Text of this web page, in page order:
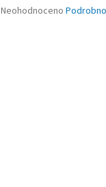
Průměrné
Neohodnoceno